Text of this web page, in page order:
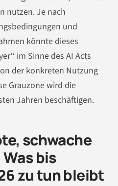
nutzen. Je nach
und
könnte dieses
im Sinne des AI Acts
der konkreten Nutzung
Grauzone wird die
Jahren beschäftigen.
schwache
bis
zu tun bleibt